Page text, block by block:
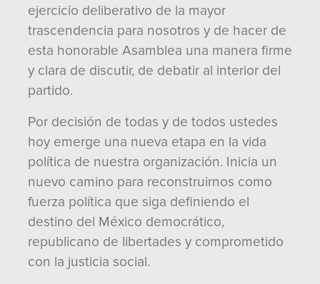
ejercicio deliberativo de la mayor
trascendencia para nosotros y de hacer de
esta honorable Asamblea una manera firme
y clara de discutir, de debatir al interior del
partido.
Por decisión de todas y de todos ustedes
hoy emerge una nueva etapa en la vida
política de nuestra organización. Inicia un
nuevo camino para reconstruirnos como
fuerza política que siga definiendo el
destino del México democrático,
republicano de libertades y comprometido
con la justicia social.